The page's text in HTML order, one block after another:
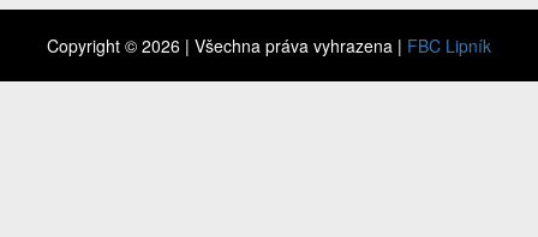
Copyright © 2026 | Všechna práva vyhrazena | FBC Lipník